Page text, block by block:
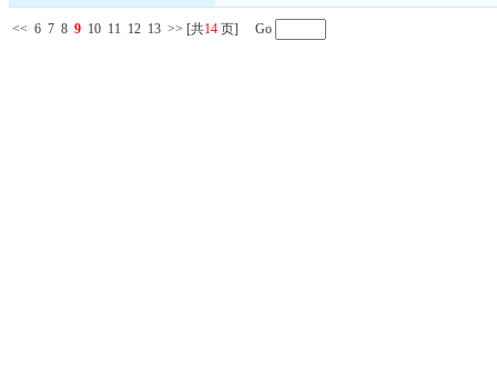
<< 6 7 8 9 10 11 12 13 >> [共14 页] Go